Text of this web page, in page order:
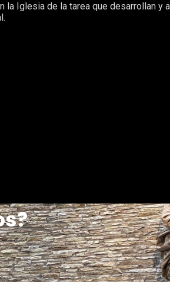
la Iglesia de la tarea que desarrollan y